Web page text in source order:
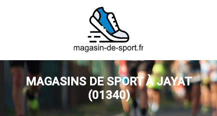
MAGASINS DE SPORT À JAYAT
(01340)